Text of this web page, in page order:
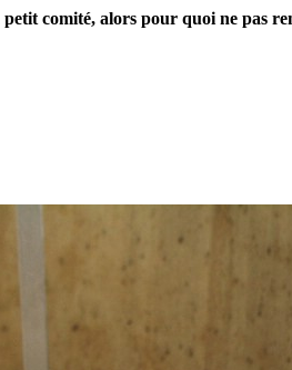
petit comité, alors pour quoi ne